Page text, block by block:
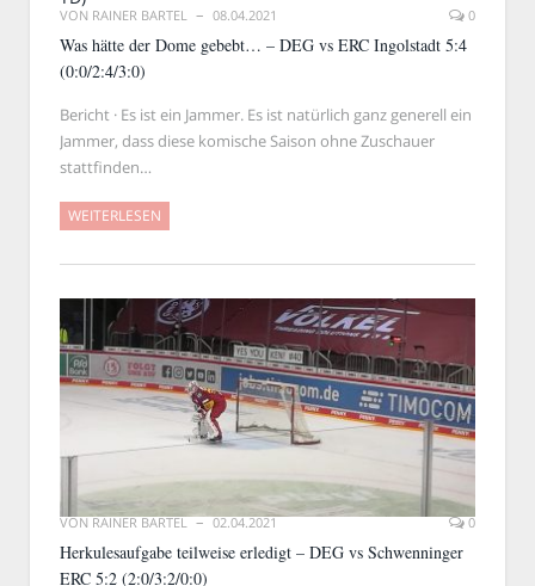
VON RAINER BARTEL 08.04.2021 0
Was hätte der Dome gebebt… – DEG vs ERC Ingolstadt 5:4
(0:0/2:4/3:0)
Bericht · Es ist ein Jammer. Es ist natürlich ganz generell ein
Jammer, dass diese komische Saison ohne Zuschauer
stattfinden…
WEITERLESEN
VONRAINER BARTEL 02.04.2021 0
Herkulesaufgabe teilweise erledigt – DEG vs Schwenninger
ERC 5:2 (2:0/3:2/0:0)